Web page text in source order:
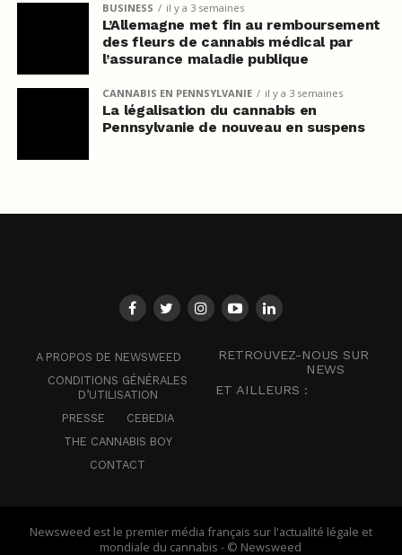
BUSINESS il y a 3 semaines
L’Allemagne met fin au remboursement
des fleurs de cannabis médical par
l’assurance maladie publique
CANNABIS EN PENNSYLVANIE il y a 3 semaines
La légalisation du cannabis en
Pennsylvanie de nouveau en suspens
A PROPOS DE NEWSWEED
CONDITIONS GÉNÉRALES
D’UTILISATION
PRESSE
CEBEDIA
THE CANNABIS BOY
CONTACT
RETROUVEZ-NOUS SUR
NEWS
ET AILLEURS :
Newsweed est le premier média français sur l'actualité légale et
mondiale du cannabis - © Newsweed